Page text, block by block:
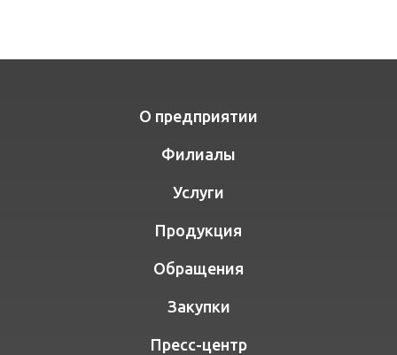
О предприятии
Филиалы
Услуги
Продукция
Обращения
Закупки
Пресс-центр